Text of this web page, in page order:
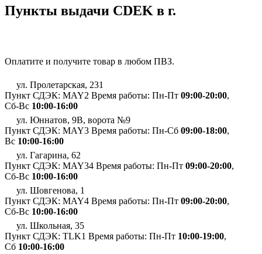
Пункты выдачи CDEK в г.
Оплатите и получите товар в любом ПВЗ.
ул. Пролетарская, 231
Пункт СДЭК: MAY2 Время работы: Пн-Пт 09:00-20:00,
Сб-Вс 10:00-16:00
ул. Юннатов, 9В, ворота №9
Пункт СДЭК: MAY3 Время работы: Пн-Сб 09:00-18:00,
Вс 10:00-16:00
ул. Гагарина, 62
Пункт СДЭК: MAY34 Время работы: Пн-Пт 09:00-20:00,
Сб-Вс 10:00-16:00
ул. Шовгенова, 1
Пункт СДЭК: MAY4 Время работы: Пн-Пт 09:00-20:00,
Сб-Вс 10:00-16:00
ул. Школьная, 35
Пункт СДЭК: TLK1 Время работы: Пн-Пт 10:00-19:00,
Сб 10:00-16:00